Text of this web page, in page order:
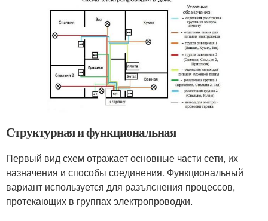
Структурная и функциональная
Первый вид схем отражает основные части сети, их
назначения и способы соединения. Функциональный
вариант используется для разъяснения процессов,
протекающих в группах электропроводки.